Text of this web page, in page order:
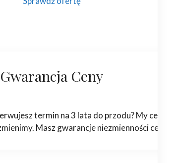
Gwarancja Ceny
termin na 3 lata do przodu? My ceny
Masz gwarancje niezmienności ceny